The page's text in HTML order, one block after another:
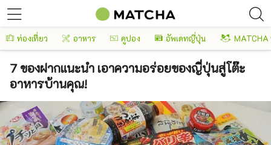
ท่องเที่ยว อาหาร คูปอง อัพเดทญี่ปุ่น
7 ของฝากแนะนำ เอาความอร่อยของญี่ปุ่นสู่โต๊ะ
อาหารบ้านคุณ!